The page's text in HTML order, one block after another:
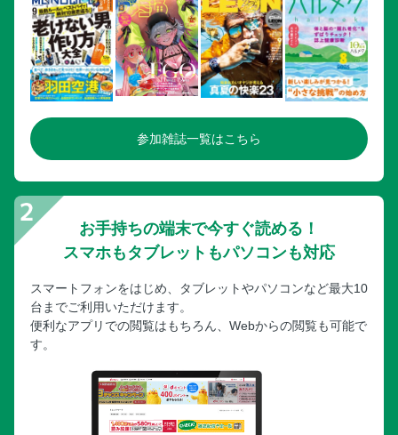
参加雑誌一覧はこちら
お手持ちの端末で今すぐ読める！
スマホもタブレットもパソコンも対応
スマートフォンをはじめ、タブレットやパソコンなど最大10
台までご利用いただけます。
便利なアプリでの閲覧はもちろん、Webからの閲覧も可能で
す。